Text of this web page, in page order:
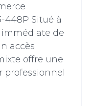
448P Situé à
immédiate de
accès
offre une
une clientèle